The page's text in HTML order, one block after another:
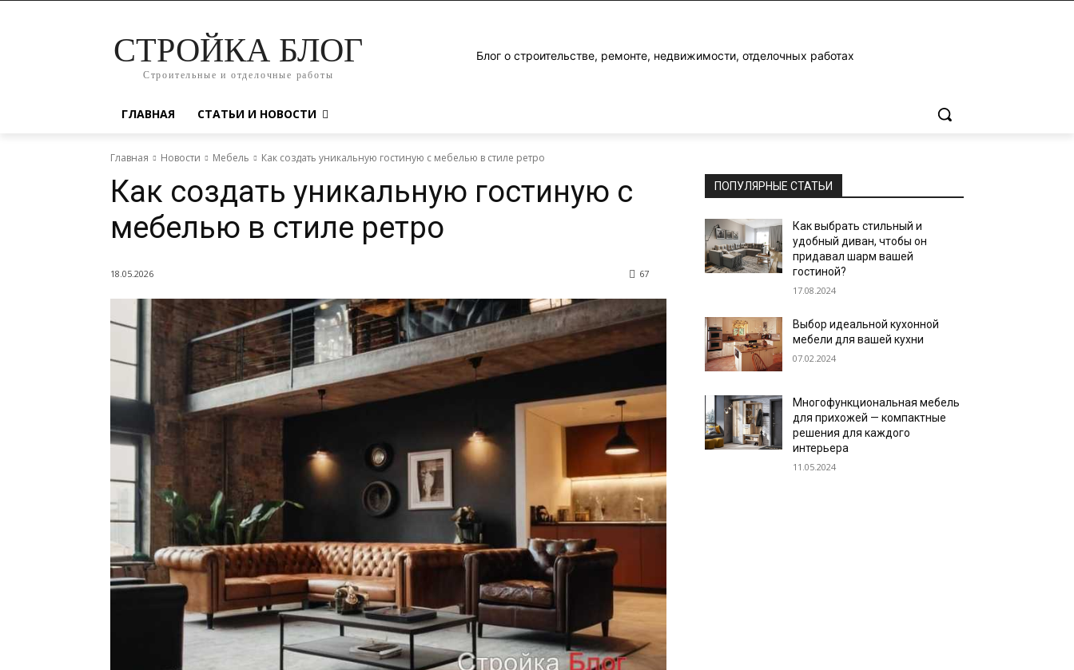
СТРОЙКА БЛОГ
Строительные и отделочные работы
Блог о строительстве, ремонте, недвижимости, отделочных работах
ГЛАВНАЯ СТАТЬИ И НОВОСТИ
Главная Новости Мебель Как создать уникальную гостиную с мебелью в стиле ретро
Как создать уникальную гостиную с
мебелью в стиле ретро
18.05.2026 67
ПОПУЛЯРНЫЕ СТАТЬИ
Как выбрать стильный и
удобный диван, чтобы он
придавал шарм вашей
гостиной?
17.08.2024
Выбор идеальной кухонной
мебели для вашей кухни
07.02.2024
Многофункциональная мебель
для прихожей — компактные
решения для каждого
интерьера
11.05.2024